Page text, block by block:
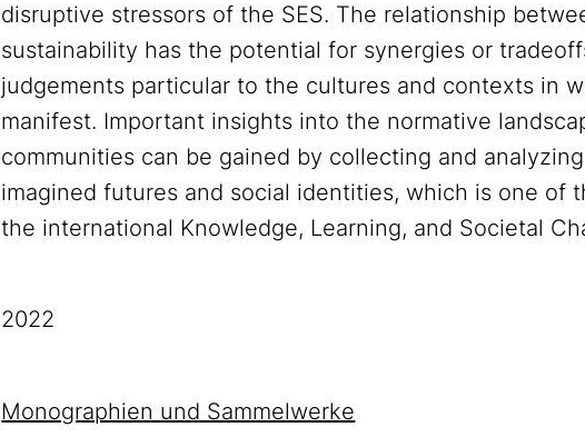
disruptive stressors of the SES. The relationship
sustainability has the potential for synergies or
judgements particular to the cultures and contexts in
manifest. Important insights into the normative
communities can be gained by collecting and
imagined futures and social identities, which is one of
the international Knowledge, Learning, and Societal
2022
Monographien und Sammelwerke